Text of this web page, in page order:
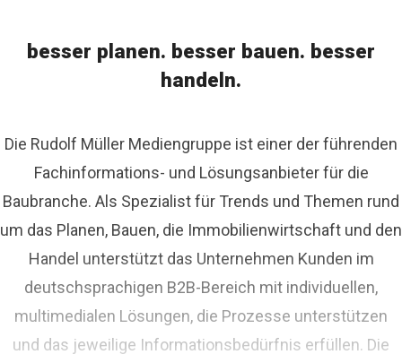
besser planen. besser bauen. besser
handeln.
Die Rudolf Müller Mediengruppe ist einer der führenden
Fachinformations- und Lösungsanbieter für die
Baubranche. Als Spezialist für Trends und Themen rund
um das Planen, Bauen, die Immobilienwirtschaft und den
Handel unterstützt das Unternehmen Kunden im
deutschsprachigen B2B-Bereich mit individuellen,
multimedialen Lösungen, die Prozesse unterstützen
und das jeweilige Informationsbedürfnis erfüllen. Die